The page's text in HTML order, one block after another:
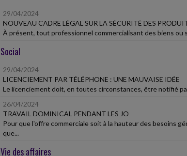
29/04/2024
NOUVEAU CADRE LÉGAL SUR LA SÉCURITÉ DES
À présent, tout professionnel commercialisant des biens ou
Social
29/04/2024
LICENCIEMENT PAR TÉLÉPHONE : UNE MAUVAISE IDÉE
Le licenciement doit, en toutes circonstances, être notifié
26/04/2024
TRAVAIL DOMINICAL PENDANT LES JO
Pour que l'offre commerciale soit à la hauteur des besoins
que...
Vie des affaires